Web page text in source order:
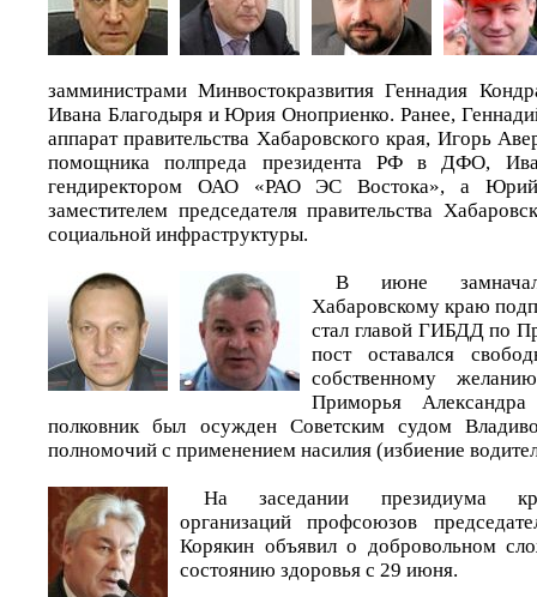
замминистрами Минвостокразвития Геннадия
Ивана Благодыря и Юрия Оноприенко. Ранее,
аппарат правительства Хабаровского края, Игорь
помощника полпреда президента РФ в ДФО,
гендиректором ОАО «РАО ЭС Востока», а Юрий
заместителем председателя правительства
социальной инфраструктуры.
В июне
Хабаровскому краю
стал главой ГИБДД по
пост оставался
собственному
Приморья
полковник был осужден Советским судом
полномочий с применением насилия (избиение
На заседании президиума
организаций профсоюзов
Корякин объявил о добровольном
состоянию здоровья с 29 июня.